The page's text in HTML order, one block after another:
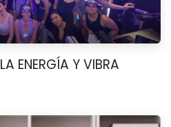
ENERGÍA Y VIBRA